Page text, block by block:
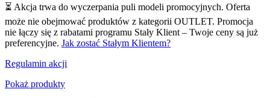
⏳ Akcja trwa do wyczerpania puli modeli promocyjnych. Oferta
może nie obejmować produktów z kategorii OUTLET. Promocja
nie łączy się z rabatami programu Stały Klient – Twoje ceny są już
preferencyjne. Jak zostać Stałym Klientem?
Regulamin akcji
Pokaż produkty